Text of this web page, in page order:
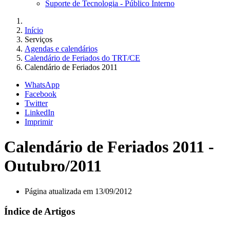
Suporte de Tecnologia - Público Interno
Início
Serviços
Agendas e calendários
Calendário de Feriados do TRT/CE
Calendário de Feriados 2011
WhatsApp
Facebook
Twitter
LinkedIn
Imprimir
Calendário de Feriados 2011 -
Outubro/2011
Página atualizada em 13/09/2012
Índice de Artigos